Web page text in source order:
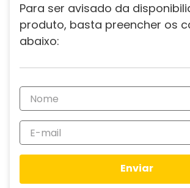
Para ser avisado da
produto, basta preencher os
abaixo:
Enviar